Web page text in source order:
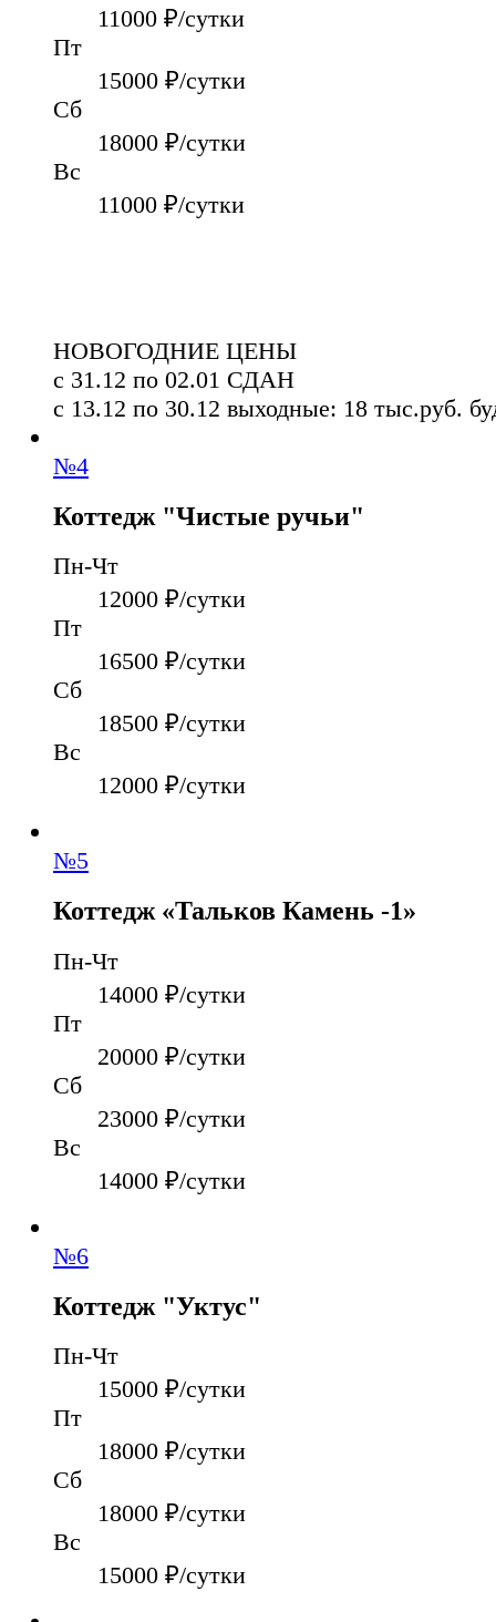
11000 ₽/сутки
Пт
15000 ₽/сутки
Сб
18000 ₽/сутки
Вс
11000 ₽/сутки
НОВОГОДНИЕ ЦЕНЫ
с 31.12 по 02.01 СДАН
с 13.12 по 30.12 выходные: 18 тыс.руб.
№4
Коттедж "Чистые ручьи"
Пн-Чт
12000 ₽/сутки
Пт
16500 ₽/сутки
Сб
18500 ₽/сутки
Вс
12000 ₽/сутки
№5
Коттедж «Тальков Камень -1»
Пн-Чт
14000 ₽/сутки
Пт
20000 ₽/сутки
Сб
23000 ₽/сутки
Вс
14000 ₽/сутки
№6
Коттедж "Уктус"
Пн-Чт
15000 ₽/сутки
Пт
18000 ₽/сутки
Сб
18000 ₽/сутки
Вс
15000 ₽/сутки